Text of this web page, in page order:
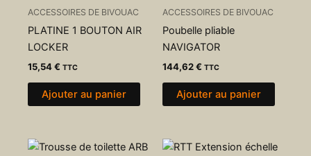
ACCESSOIRES DE BIVOUAC
PLATINE 1 BOUTON AIR
LOCKER
15,54€ TTC
Ajouter au panier
ACCESSOIRES DE BIVOUAC
Poubelle pliable
NAVIGATOR
144,62€ TTC
Ajouter au panier